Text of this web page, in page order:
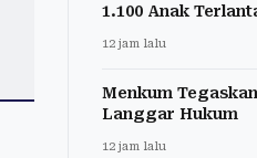
1.100 Anak
12 jam lalu
Menkum
Langgar Hukum
12 jam lalu